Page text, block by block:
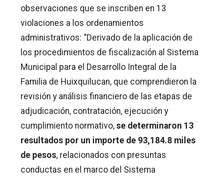
observaciones que se inscriben en 13
violaciones a los ordenamientos
administrativos: “Derivado de la aplicación de
los procedimientos de fiscalización al Sistema
Municipal para el Desarrollo Integral de la
Familia de Huixquilucan, que comprendieron la
revisión y análisis financiero de las etapas de
adjudicación, contratación, ejecución y
cumplimiento normativo, se determinaron 13
resultados por un importe de 93,184.8 miles
de pesos, relacionados con presuntas
conductas en el marco del Sistema